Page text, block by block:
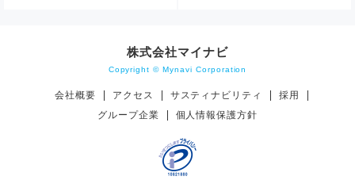
株式会社マイナビ
Copyright © Mynavi Corporation
会社概要 アクセス サスティナビリティ
採用
グループ企業
個人情報保護方針